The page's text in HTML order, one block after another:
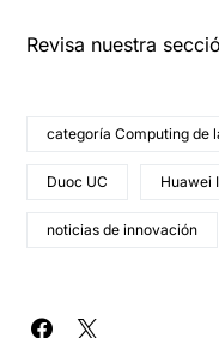
Revisa nuestra
categoría Computing de
Duoc UC Huawei
noticias de innovación